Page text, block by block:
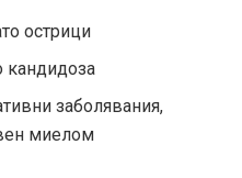
острици
кандидоза
заболявания,
миелом